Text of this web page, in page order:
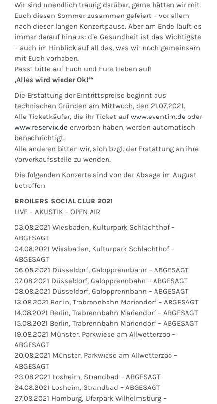
Wir sind unendlich traurig darüber, gerne hätten wir mit
Euch diesen Sommer zusammen gefeiert – vor allem
nach dieser langen Konzertpause. Aber am Ende läuft es
immer darauf hinaus: die Gesundheit ist das Wichtigste
– auch im Hinblick auf all das, was wir noch gemeinsam
mit Euch vorhaben.
Passt bitte auf Euch und Eure Lieben auf!
‚Alles wird wieder Ok!‘“
Die Erstattung der Eintrittspreise beginnt aus
technischen Gründen am Mittwoch, den 21.07.2021.
Alle Ticketkäufer, die ihr Ticket auf www.eventim.de oder
www.reservix.de erworben haben, werden automatisch
benachrichtigt.
Alle anderen bitten wir, sich bzgl. der Erstattung an ihre
Vorverkaufsstelle zu wenden.
Die folgenden Konzerte sind von der Absage im August
betroffen:
BROILERS SOCIAL CLUB 2021
LIVE – AKUSTIK – OPEN AIR
03.08.2021 Wiesbaden, Kulturpark Schlachthof –
ABGESAGT
04.08.2021 Wiesbaden, Kulturpark Schlachthof –
ABGESAGT
06.08.2021 Düsseldorf, Galopprennbahn – ABGESAGT
07.08.2021 Düsseldorf, Galopprennbahn – ABGESAGT
08.08.2021 Düsseldorf, Galopprennbahn – ABGESAGT
13.08.2021 Berlin, Trabrennbahn Mariendorf – ABGESAGT
14.08.2021 Berlin, Trabrennbahn Mariendorf – ABGESAGT
15.08.2021 Berlin, Trabrennbahn Mariendorf – ABGESAGT
19.08.2021 Münster, Parkwiese am Allwetterzoo –
ABGESAGT
20.08.2021 Münster, Parkwiese am Allwetterzoo –
ABGESAGT
23.08.2021 Losheim, Strandbad – ABGESAGT
24.08.2021 Losheim, Strandbad – ABGESAGT
27.08.2021 Hamburg, Uferpark Wilhelmsburg –